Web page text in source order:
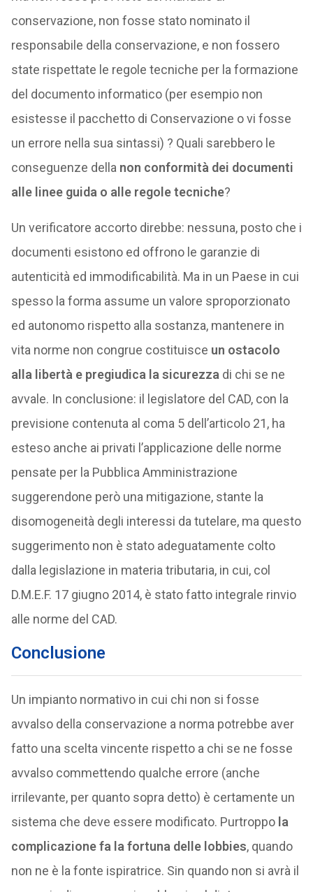
conservazione, non fosse stato nominato il
responsabile della conservazione, e non fossero
state rispettate le regole tecniche per la formazione
del documento informatico (per esempio non
esistesse il pacchetto di Conservazione o vi fosse
un errore nella sua sintassi) ? Quali sarebbero le
conseguenze della non conformità dei documenti
alle linee guida o alle regole tecniche?
Un verificatore accorto direbbe: nessuna, posto che i
documenti esistono ed offrono le garanzie di
autenticità ed immodificabilità. Ma in un Paese in cui
spesso la forma assume un valore sproporzionato
ed autonomo rispetto alla sostanza, mantenere in
vita norme non congrue costituisce un ostacolo
alla libertà e pregiudica la sicurezza di chi se ne
avvale. In conclusione: il legislatore del CAD, con la
previsione contenuta al coma 5 dell’articolo 21, ha
esteso anche ai privati l’applicazione delle norme
pensate per la Pubblica Amministrazione
suggerendone però una mitigazione, stante la
disomogeneità degli interessi da tutelare, ma questo
suggerimento non è stato adeguatamente colto
dalla legislazione in materia tributaria, in cui, col
D.M.E.F. 17 giugno 2014, è stato fatto integrale rinvio
alle norme del CAD.
Conclusione
Un impianto normativo in cui chi non si fosse
avvalso della conservazione a norma potrebbe aver
fatto una scelta vincente rispetto a chi se ne fosse
avvalso commettendo qualche errore (anche
irrilevante, per quanto sopra detto) è certamente un
sistema che deve essere modificato. Purtroppo la
complicazione fa la fortuna delle lobbies, quando
non ne è la fonte ispiratrice. Sin quando non si avrà il